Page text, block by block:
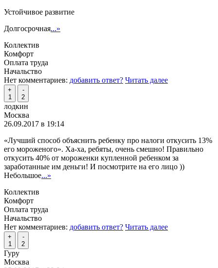
Устойчивое развитие
Долгосрочная...»
Коллектив
Комфорт
Оплата труда
Начальство
Нет комментариев: добавить ответ? Читать далее
+
1
-
2
лодкин
Москва
26.09.2017 в 19:14
«Лучший способ объяснить ребенку про налоги откусить 13%
его мороженого». Ха-ха, ребяты, очень смешно! Правильно
откусить 40% от мороженки купленной ребенком за
заработанные им деньги! И посмотрите на его лицо ))
Небольшое...»
Коллектив
Комфорт
Оплата труда
Начальство
Нет комментариев: добавить ответ? Читать далее
+
1
-
2
Гуру
Москва